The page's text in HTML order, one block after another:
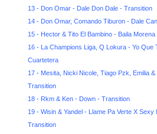
13 - Don Omar - Dale Don Dale - Transition
14 - Don Omar, Comando Tiburon - Dale
15 - Hector & Tito El Bambino - Baila
16 - La Champions Liga, Q Lokura - Yo Que
Cuartetera
17 - Mesita, Nicki Nicole, Tiago Pzk, Emilia
Transition
18 - Rkm & Ken - Down - Transition
19 - Wisin & Yandel - Llame Pa Verte X
Transition